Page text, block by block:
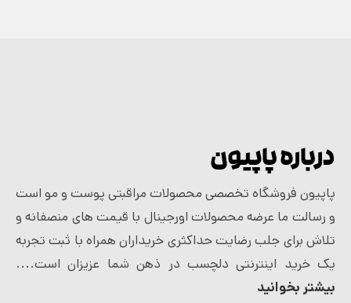
درباره پاپیون
پاپیون فروشگاه تخصصی محصولات مراقبتی پوست و مو است
و رسالت ما عرضه محصولات اورجینال با قیمت های منصفانه و
تلاش برای جلب رضایت حداکثری خریداران همراه با ثبت تجربه
یک خرید اینترنتی دلچسب در ذهن شما عزیزان است....
بیشتر بخوانید